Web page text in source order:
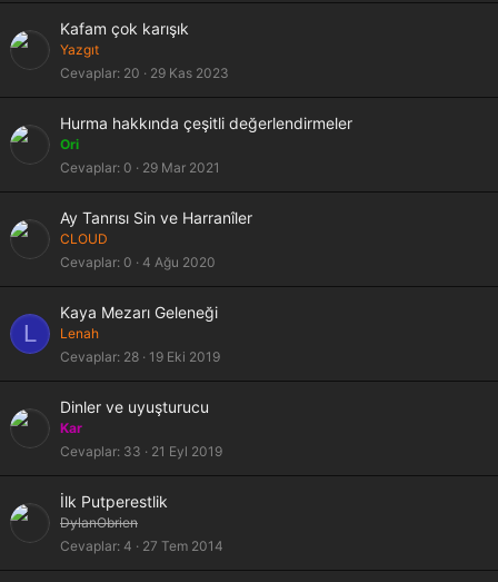
Kafam çok karışık
Yazgıt
Cevaplar 20 29 Kas 2023
Hurma hakkında çeşitli değerlendirmeler
Ori
Cevaplar 0 29 Mar 2021
Ay Tanrısı Sin ve Harranîler
CLOUD
Cevaplar 0 4 Ağu 2020
L
Kaya Mezarı Geleneği
Lenah
Cevaplar 28 19 Eki 2019
Dinler ve uyuşturucu
Kar
Cevaplar 33 21 Eyl 2019
İlk Putperestlik
DylanObrien
Cevaplar 4 27 Tem 2014